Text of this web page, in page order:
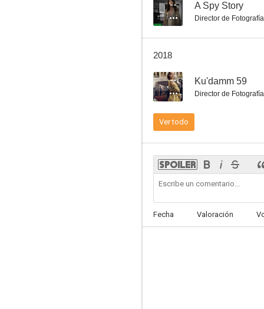
-- A Spy Story
Director de Fotografía
2018
-- Ku'damm 59
Director de Fotografía
Ver todo
Fecha Valoración